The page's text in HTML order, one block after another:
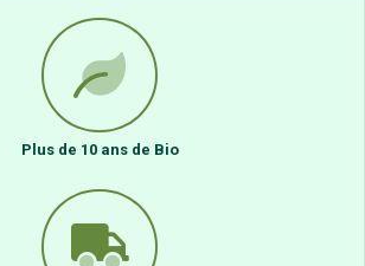
Plus de 10 ans de Bio